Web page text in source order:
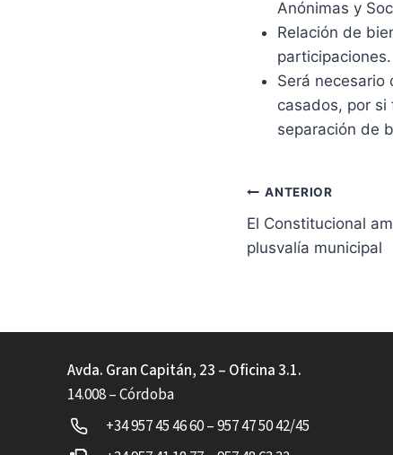
Anónimas y
Relación de
Será necesario
casados, por si
separación de
Navegación
de
ANTERIOR
El Constitucional
plusvalía municipal
Avda. Gran Capitán, 23 – Oficina 3.1.
14.008 – Córdoba
+34 957 45 46 60 – 957 47 50 42/45